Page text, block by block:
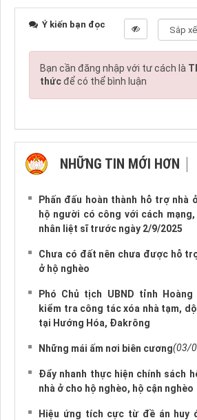
Ý kiến bạn đọc
Bạn cần đăng nhập với tư cách là
thứcđể có thể bình luận
NHỮNG TIN MỚI HƠN
Phấn đấu hoàn thành hỗ trợ nhà
hộ người có công với cách mạng,
nhân liệt sĩ trước ngày 2/9/2025
Chưa có đất nên chưa được hỗ
ở hộ nghèo
Phó Chủ tịch UBND tỉnh Hoàng
kiểm tra công tác xóa nhà tạm,
tại Hướng Hóa, Đakrông
Những mái ấm nơi biên cương(03/
Đẩy nhanh thực hiện chính sách
nhà ở cho hộ nghèo, hộ cận nghèo
Hiệu ứng tích cực từ đề án huy